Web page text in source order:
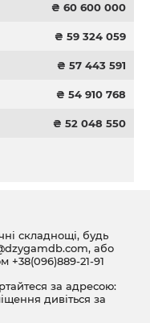
₴ 60 600 000
₴ 59 324 059
₴ 57 443 591
₴ 54 910 768
₴ 52 048 550
складнощі, будь
, або
+38(096)889-21-91
за адресою:
дивіться за